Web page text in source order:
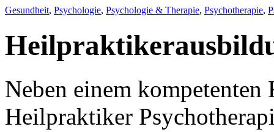
Gesundheit, Psychologie, Psychologie & Therapie, Psychotherapie,
Neben einem
Heilpraktiker